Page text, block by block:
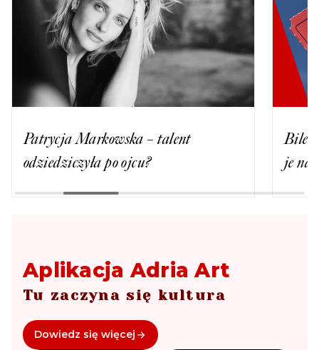
Patrycja Markowska – talent
odziedziczyła po ojcu?
je na
Aplikacja Adria Art
Tu zaczyna się kultura
Dowiedz się więcej